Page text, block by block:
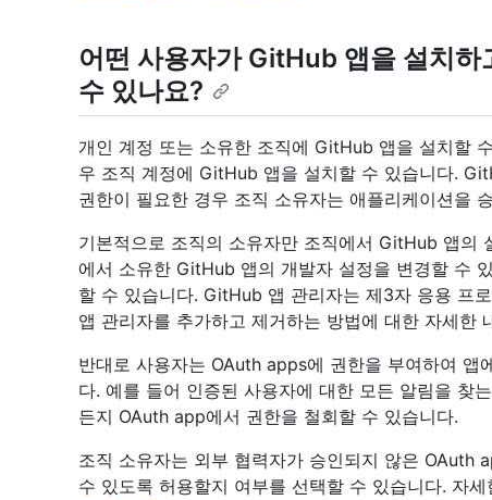
어떤 사용자가 GitHub 앱을 설치
수 있나요?
개인 계정 또는 소유한 조직에 GitHub 앱을 설치할
우 조직 계정에 GitHub 앱을 설치할 수 있습니다.
권한이 필요한 경우 조직 소유자는 애플리케이션을
기본적으로 조직의 소유자만 조직에서 GitHub 앱의
에서 소유한 GitHub 앱의 개발자 설정을 변경할 수
할 수 있습니다. GitHub 앱 관리자는 제3자 응용 프
앱 관리자를 추가하고 제거하는 방법에 대한 자세한
반대로 사용자는 OAuth apps에 권한을 부여하여 앱
다. 예를 들어 인증된 사용자에 대한 모든 알림을 찾
든지 OAuth app에서 권한을 철회할 수 있습니다.
조직 소유자는 외부 협력자가 승인되지 않은
수 있도록 허용할지 여부를 선택할 수 있습니다. 자세